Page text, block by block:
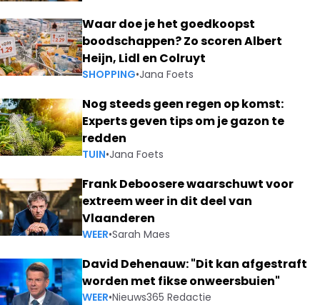
Waar doe je het goedkoopst
boodschappen? Zo scoren Albert
Heijn, Lidl en Colruyt
SHOPPING•Jana Foets
Nog steeds geen regen op komst:
Experts geven tips om je gazon te
redden
TUIN•Jana Foets
Frank Deboosere waarschuwt voor
extreem weer in dit deel van
Vlaanderen
WEER•Sarah Maes
David Dehenauw: "Dit kan afgestraft
worden met fikse onweersbuien"
WEER•Nieuws365 Redactie